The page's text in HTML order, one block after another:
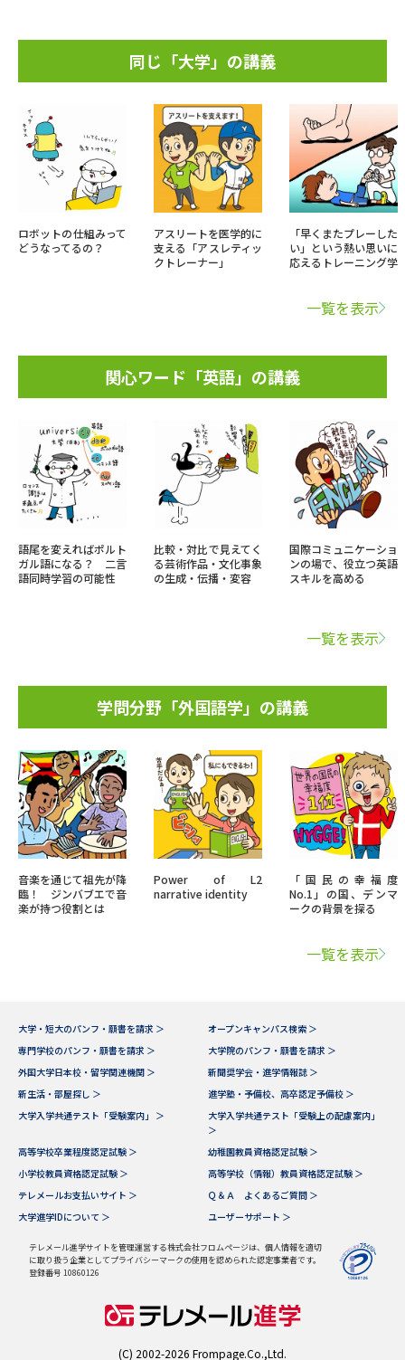
同じ「大学」の講義
ロボットの仕組みって
どうなってるの？
アスリートを医学的に
支える「アスレティッ
クトレーナー」
「早くまたプレーした
い」という熱い思いに
応えるトレーニング学
一覧を表示
関心ワード「英語」の講義
語尾を変えればポルト
ガル語になる？ 二言
語同時学習の可能性
比較・対比で見えてく
る芸術作品・文化事象
の生成・伝播・変容
国際コミュニケーショ
ンの場で、役立つ英語
スキルを高める
一覧を表示
学問分野「外国語学」の講義
音楽を通じて祖先が降
臨！ ジンバブエで音
楽が持つ役割とは
Power of L2
narrative identity
「国民の幸福度
No.1」の国、デンマ
ークの背景を探る
一覧を表示
大学・短大のパンフ・願書を請求 ＞
オープンキャンパス検索 ＞
専門学校のパンフ・願書を請求 ＞
大学院のパンフ・願書を請求 ＞
外国大学日本校・留学関連機関 ＞
新聞奨学会・進学情報誌 ＞
新生活・部屋探し ＞
進学塾・予備校、高卒認定予備校 ＞
大学入学共通テスト「受験案内」 ＞
大学入学共通テスト「受験上の配慮案内」
＞
高等学校卒業程度認定試験 ＞
幼稚園教員資格認定試験 ＞
小学校教員資格認定試験 ＞
高等学校（情報）教員資格認定試験 ＞
テレメールお支払いサイト ＞
Ｑ＆Ａ よくあるご質問 ＞
大学進学IDについて ＞
ユーザーサポート ＞
テレメール進学サイトを管理運営する株式会社フロムページは、個人情報を適切
に取り扱う企業としてプライバシーマークの使用を認められた認定事業者です。
登録番号 10860126
(C) 2002-2026 Frompage.Co.,Ltd.